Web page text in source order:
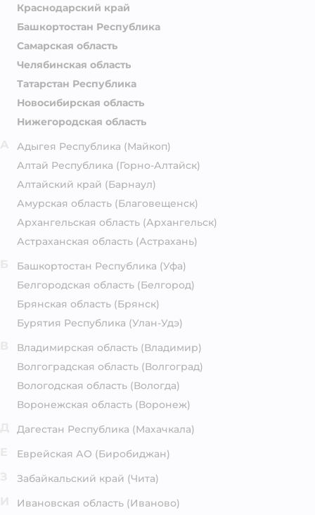
Краснодарский край
Башкортостан Республика
Самарская область
Челябинская область
Татарстан Республика
Новосибирская область
Нижегородская область
Адыгея Республика (Майкоп)
Алтай Республика (Горно-Алтайск)
Алтайский край (Барнаул)
Амурская область (Благовещенск)
Архангельская область (Архангельск)
Астраханская область (Астрахань)
Башкортостан Республика (Уфа)
Белгородская область (Белгород)
Брянская область (Брянск)
Бурятия Республика (Улан-Удэ)
Владимирская область (Владимир)
Волгоградская область (Волгоград)
Вологодская область (Вологда)
Воронежская область (Воронеж)
Дагестан Республика (Махачкала)
Еврейская АО (Биробиджан)
Забайкальский край (Чита)
Ивановская область (Иваново)